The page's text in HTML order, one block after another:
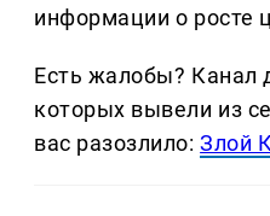
информации о росте
Есть жалобы? Канал
которых вывели из
вас разозлило:Злой